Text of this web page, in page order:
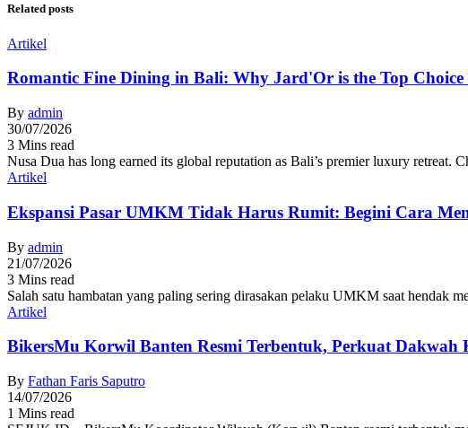
Related posts
Artikel
Romantic Fine Dining in Bali: Why Jard'Or is the Top Choice
By admin
30/07/2026
3 Mins read
Nusa Dua has long earned its global reputation as Bali’s premier luxury retreat.
Artikel
Ekspansi Pasar UMKM Tidak Harus Rumit: Begini Cara
By admin
21/07/2026
3 Mins read
Salah satu hambatan yang paling sering dirasakan pelaku UMKM saat hendak
Artikel
BikersMu Korwil Banten Resmi Terbentuk, Perkuat Dakwah
By Fathan Faris Saputro
14/07/2026
1 Mins read